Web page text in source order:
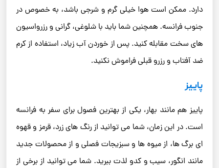
دارد. ممکن است هوا خیلی گرم و شرجی باشد، به خصوص در
جنوب فرانسه. همچنین شما باید با شلوغی، گرانی و رزرواسیون
های سخت مقابله کنید. پس از خوردن آب زیاد، استفاده از کرم
ضد آفتاب و رزرو قبلی فراموش نکنید.
پاییز
پاییز هم مانند بهار، یکی از بهترین فصول برای سفر به فرانسه
است. در این زمان، شما می توانید از رنگ های زرد، قرمز و قهوه
ای برگ ها، از میوه ها و سبزیجات فصلی و از محصولات جدید
مانند انگور، سیب و کدو لذت ببرید. شما می توانید از برخی از